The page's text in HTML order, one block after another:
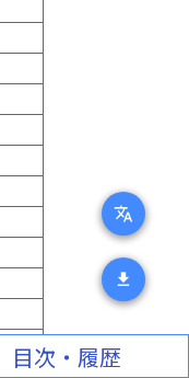
translate
download
目次・履歴